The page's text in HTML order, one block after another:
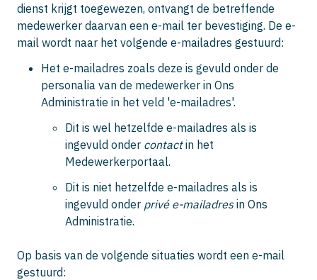
dienst krijgt toegewezen, ontvangt de betreffende
medewerker daarvan een e-mail ter bevestiging. De e-
mail wordt naar het volgende e-mailadres gestuurd:
Het e-mailadres zoals deze is gevuld onder de
personalia van de medewerker in Ons
Administratie in het veld 'e-mailadres'.
Dit is wel hetzelfde e-mailadres als is
ingevuld onder contactin het
Medewerkerportaal.
Dit is niet hetzelfde e-mailadres als is
ingevuld onder privé e-mailadresin Ons
Administratie.
Op basis van de volgende situaties wordt een e-mail
gestuurd: